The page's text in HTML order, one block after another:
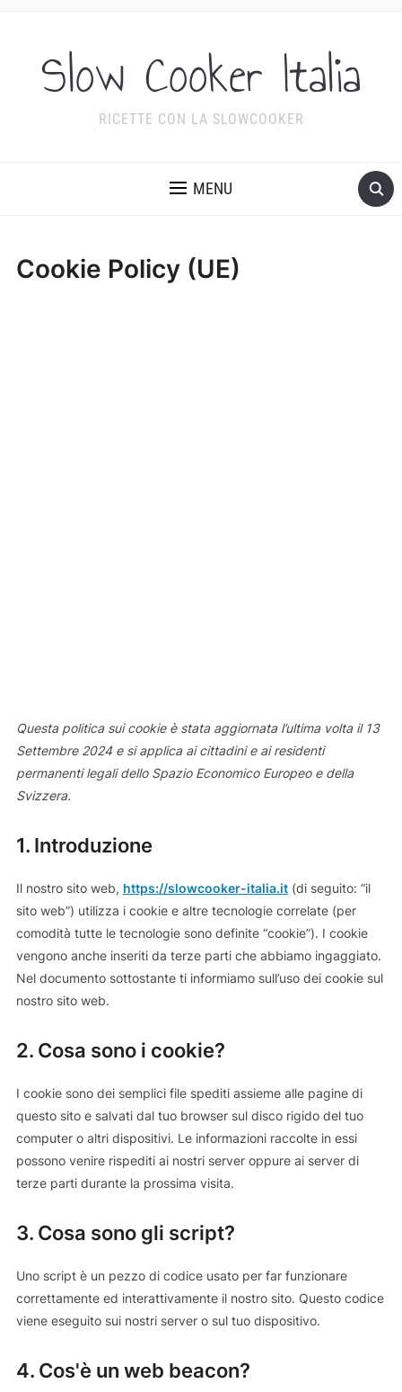
Slow Cooker Italia
RICETTE CON LA SLOWCOOKER
MENU
Cookie Policy (UE)
Questa politica sui cookie è stata aggiornata l’ultima volta il 13
Settembre 2024 e si applica ai cittadini e ai residenti
permanenti legali dello Spazio Economico Europeo e della
Svizzera.
1. Introduzione
Il nostro sito web, https://slowcooker-italia.it(di seguito: “il
sito web”) utilizza i cookie e altre tecnologie correlate (per
comodità tutte le tecnologie sono definite “cookie”). I cookie
vengono anche inseriti da terze parti che abbiamo ingaggiato.
Nel documento sottostante ti informiamo sull’uso dei cookie sul
nostro sito web.
2. Cosa sono i cookie?
I cookie sono dei semplici file spediti assieme alle pagine di
questo sito e salvati dal tuo browser sul disco rigido del tuo
computer o altri dispositivi. Le informazioni raccolte in essi
possono venire rispediti ai nostri server oppure ai server di
terze parti durante la prossima visita.
3. Cosa sono gli script?
Uno script è un pezzo di codice usato per far funzionare
correttamente ed interattivamente il nostro sito. Questo codice
viene eseguito sui nostri server o sul tuo dispositivo.
4. Cos'è un web beacon?